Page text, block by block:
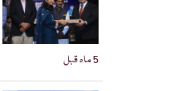
5 ماہ قبل